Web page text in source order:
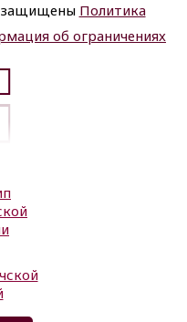
защищены Политика
об ограничениях